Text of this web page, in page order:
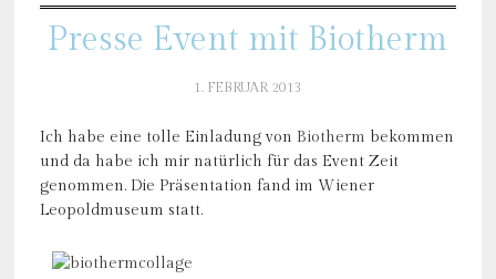
Presse Event mit Biotherm
1. FEBRUAR 2013
Ich habe eine tolle Einladung von Biotherm bekommen
und da habe ich mir natürlich für das Event Zeit
genommen. Die Präsentation fand im Wiener
Leopoldmuseum statt.